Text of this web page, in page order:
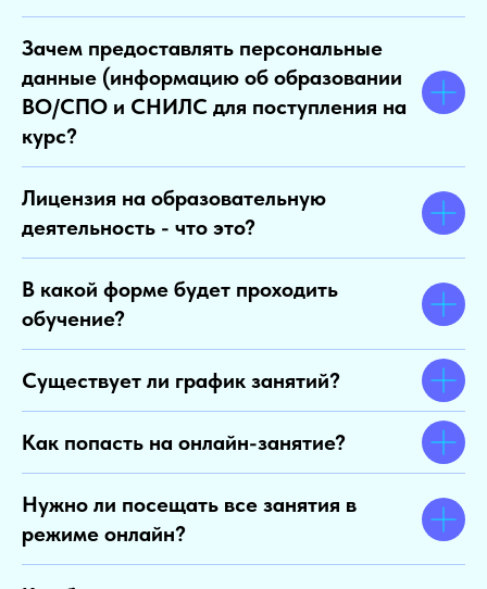
Зачем предоставлять персональные
данные (информацию об образовании
ВО/СПО и СНИЛС для поступления на
курс?
Лицензия на образовательную
деятельность - что это?
В какой форме будет проходить
обучение?
Существует ли график занятий?
Как попасть на онлайн-занятие?
Нужно ли посещать все занятия в
режиме онлайн?